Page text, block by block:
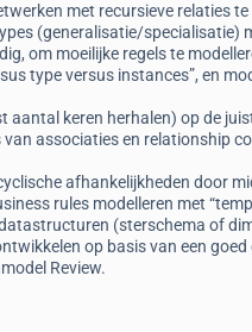
met recursieve relaties
(generalisatie/specialisatie)
om moeilijke regels te
type versus instances”, en
aantal keren herhalen) op de
associaties en relationship
afhankelijkheden door
rules modelleren met
(sterschema of
op basis van een
Review.